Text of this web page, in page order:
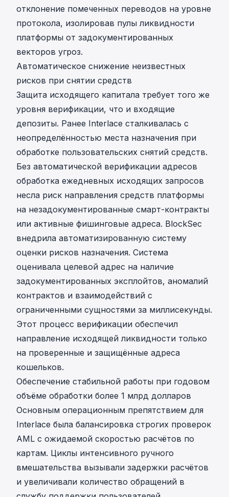
отклонение помеченных переводов на уровне
протокола, изолировав пулы ликвидности
платформы от задокументированных
векторов угроз.
Автоматическое снижение неизвестных
рисков при снятии средств
Защита исходящего капитала требует того же
уровня верификации, что и входящие
депозиты. Ранее Interlace сталкивалась с
неопределённостью места назначения при
обработке пользовательских снятий средств.
Без автоматической верификации адресов
обработка ежедневных исходящих запросов
несла риск направления средств платформы
на незадокументированные смарт-контракты
или активные фишинговые адреса. BlockSec
внедрила автоматизированную систему
оценки рисков назначения. Система
оценивала целевой адрес на наличие
задокументированных эксплойтов, аномалий
контрактов и взаимодействий с
ограниченными сущностями за миллисекунды.
Этот процесс верификации обеспечил
направление исходящей ликвидности только
на проверенные и защищённые адреса
кошельков.
Обеспечение стабильной работы при годовом
объёме обработки более 1 млрд долларов
Основным операционным препятствием для
Interlace была балансировка строгих проверок
AML с ожидаемой скоростью расчётов по
картам. Циклы интенсивного ручного
вмешательства вызывали задержки расчётов
и увеличивали количество обращений в